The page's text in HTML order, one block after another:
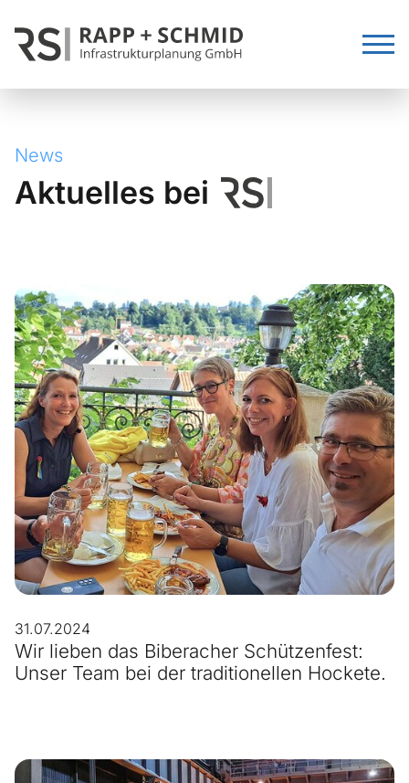
News
Aktuelles bei
31.07.2024
Wir lieben das Biberacher Schützenfest:
Unser Team bei der traditionellen Hockete.